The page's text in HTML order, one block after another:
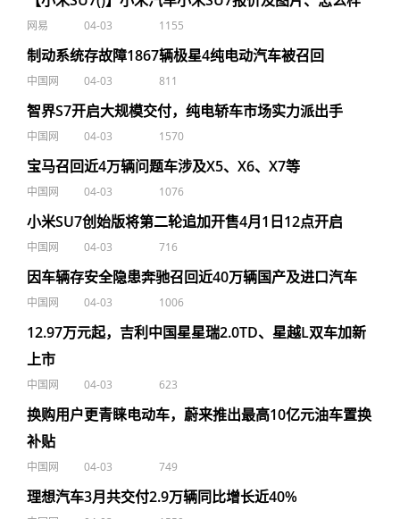
网易 04-03 1155
制动系统存故障1867辆极星4纯电动汽车被召回
中国网 04-03 811
智界S7开启大规模交付，纯电轿车市场实力派出手
中国网 04-03 1570
宝马召回近4万辆问题车涉及X5、X6、X7等
中国网 04-03 1076
小米SU7创始版将第二轮追加开售4月1日12点开启
中国网 04-03 716
因车辆存安全隐患奔驰召回近40万辆国产及进口汽车
中国网 04-03 1006
12.97万元起，吉利中国星星瑞2.0TD、星越L双车加新
上市
中国网 04-03 623
换购用户更青睐电动车，蔚来推出最高10亿元油车置换
补贴
中国网 04-03 749
理想汽车3月共交付2.9万辆同比增长近40%